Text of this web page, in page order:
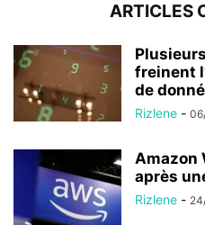
ARTICLES
freinent
de
Rizlene -
Amazon
après
Rizlene -